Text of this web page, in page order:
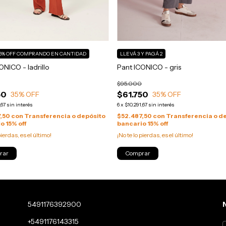
- ladrillo
35% OFF
sin interés
OFFCOMPRANDO EN CANTIDAD
con Transferencia o depósito
15% off
es el último!
Pant ICONICO - gris
$61.750
$95.000
35% OFF
6x $10.291,67 sin interés
LLEVÁ 3 Y PAGÁ 2
$52.487,50 con Transferencia o
bancario 15% off
¡No te lo pierdas, es el último!
Comprar
5491176392900
+5491176143315